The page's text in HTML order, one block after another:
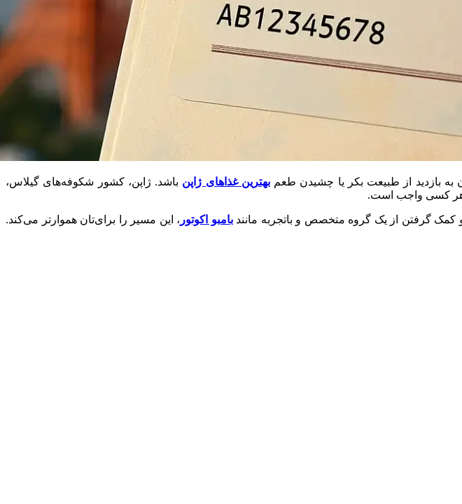
به بازدید از طبیعت بکر یا چشیدن طعمبهترین غذاهای ژاپن باشد. ژاپن، کشور شکوفه‌های گیلاس،
هر کسی واجب است.
گرفتن از یک گروه متخصص و باتجربه مانندبامبو اکوتور ، این مسیر را برای‌تان هموارتر می‌کند.